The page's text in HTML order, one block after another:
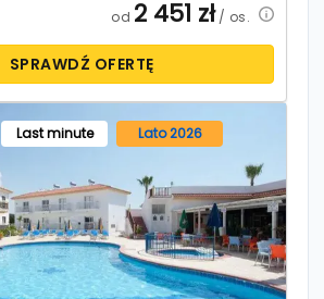
od 2 451 zł/ os.
SPRAWDŹ OFERTĘ
Last minute Lato 2026